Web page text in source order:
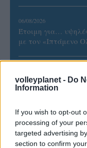
volleyplanet - Do
Information
If you wish to opt-out
processing of your
targeted advertising
section to confirm
06/08/2026
Έτοιμη για…
με τον «Ιπτάμενο
Ισόπαλο το πρωτο
Ουρμπίνο
05/08/2026
Προς στρατηγική
Πανεπιστημίου